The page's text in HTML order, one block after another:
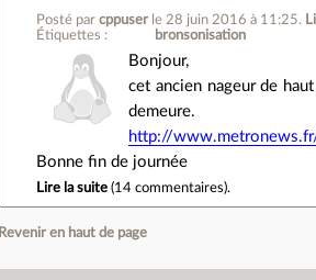
Posté parcppuser le 28 juin 2016 à 11:25.
Étiquettes :
bronsonisation
Bonjour,
cet ancien nageur de
demeure.
http://
Bonne fin de journée
Lire la suite (14 commentaires).
Revenir en haut de page